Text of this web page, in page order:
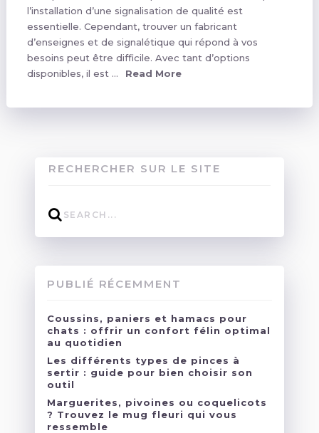
l’installation d’une signalisation de qualité est
essentielle. Cependant, trouver un fabricant
d’enseignes et de signalétique qui répond à vos
besoins peut être difficile. Avec tant d’options
disponibles, il est …
Read More
RECHERCHER SUR LE SITE
PUBLIÉ RÉCEMMENT
Coussins, paniers et hamacs pour
chats : offrir un confort félin optimal
au quotidien
Les différents types de pinces à
sertir : guide pour bien choisir son
outil
Marguerites, pivoines ou coquelicots
? Trouvez le mug fleuri qui vous
ressemble